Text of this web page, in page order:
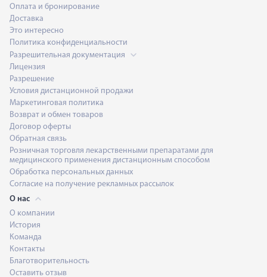
Оплата и бронирование
Доставка
Это интересно
Политика конфиденциальности
Разрешительная документация
Лицензия
Разрешение
Условия дистанционной продажи
Маркетинговая политика
Возврат и обмен товаров
Договор оферты
Обратная связь
Розничная торговля лекарственными препаратами для
медицинского применения дистанционным способом
Обработка персональных данных
Согласие на получение рекламных рассылок
О нас
О компании
История
Команда
Контакты
Благотворительность
Оставить отзыв